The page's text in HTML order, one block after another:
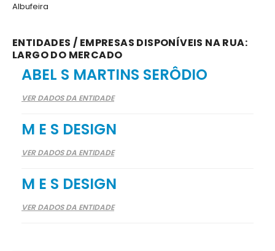
Albufeira
ENTIDADES / EMPRESAS DISPONÍVEIS NA RUA:
LARGO DO MERCADO
ABEL S MARTINS SERÔDIO
VER DADOS DA ENTIDADE
M E S DESIGN
VER DADOS DA ENTIDADE
M E S DESIGN
VER DADOS DA ENTIDADE